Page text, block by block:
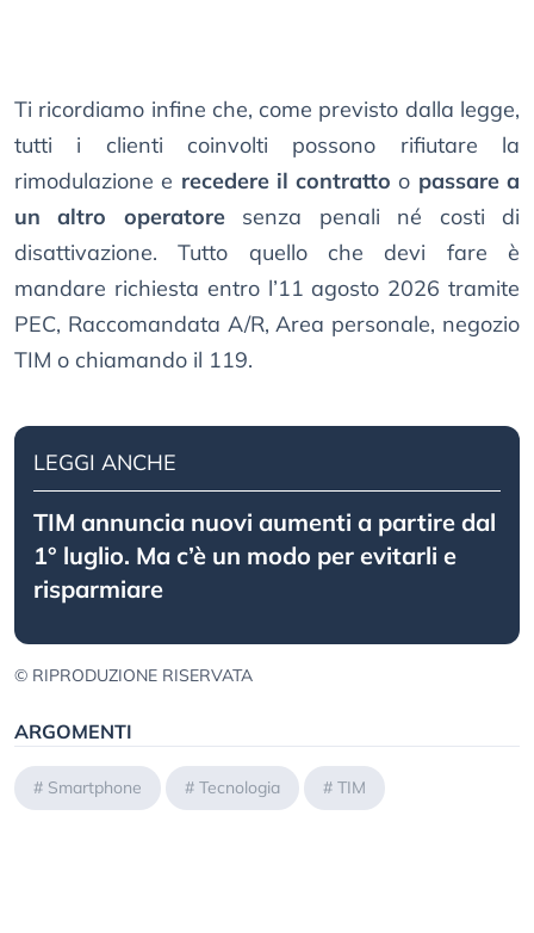
Ti ricordiamo infine che, come previsto dalla legge,
tutti i clienti coinvolti possono rifiutare la
rimodulazione e recedere il contratto o passare a
un altro operatoresenza penali né costi di
disattivazione. Tutto quello che devi fare è
mandare richiesta entro l’11 agosto 2026 tramite
PEC, Raccomandata A/R, Area personale, negozio
TIM o chiamando il 119.
LEGGI ANCHE
TIM annuncia nuovi aumenti a partire dal
1° luglio. Ma c’è un modo per evitarli e
risparmiare
© RIPRODUZIONE RISERVATA
ARGOMENTI
# Smartphone # Tecnologia # TIM